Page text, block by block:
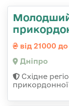
від 21000
Дніпро
Східне